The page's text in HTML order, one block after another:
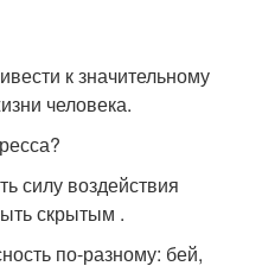
к значительному
человека.
силу воздействия
скрытым .
по-разному: бей,